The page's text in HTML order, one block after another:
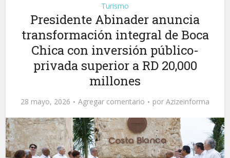
Turismo
Presidente Abinader anuncia
transformación integral de Boca
Chica con inversión público-
privada superior a RD 20,000
millones
28 mayo, 2026 Agregar comentario por Azizeinforma